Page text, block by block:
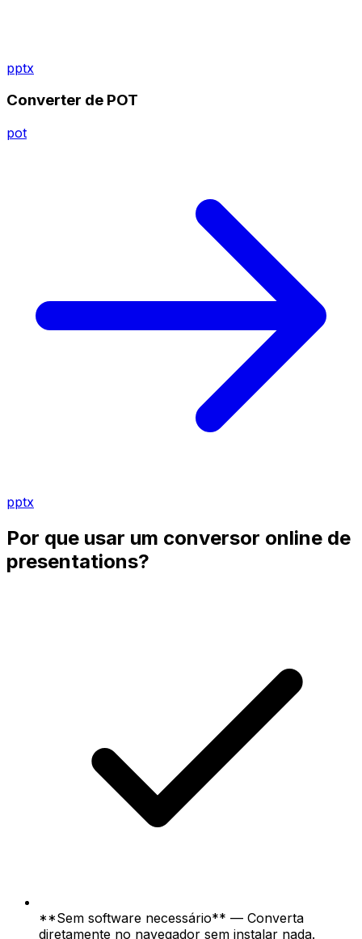
pptx
Converter de POT
pot
pptx
Por que usar um conversor online de
presentations?
**Sem software necessário** — Converta
diretamente no navegador sem instalar nada.